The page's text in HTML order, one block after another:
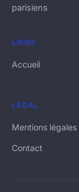
parisiens
LIENS
Accueil
LÉGAL
Mentions légales
Contact